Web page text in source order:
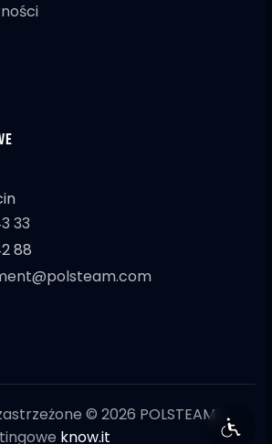
33
88
© 2026 POLSTEAM
know.it